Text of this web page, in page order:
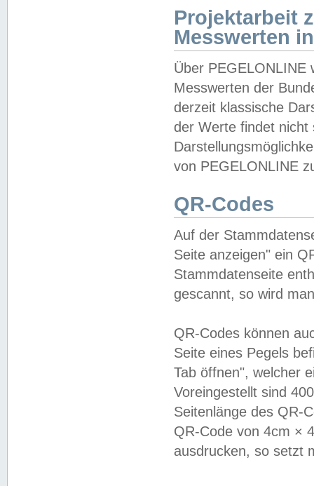
Projektarbeit
Messwerten
Über PEGELONLINE
Messwerten der
derzeit klassische
der Werte findet
von PEGELONLINE
QR-Codes
Auf der
Seite anzeigen" ein
Stammdatenseite
gescannt, so wird
QR-Codes können
Seite eines Pegels
Tab öffnen", welcher
Voreingestellt sind
Seitenlänge des QR-
QR-Code von 4cm ×
ausdrucken, so setzt